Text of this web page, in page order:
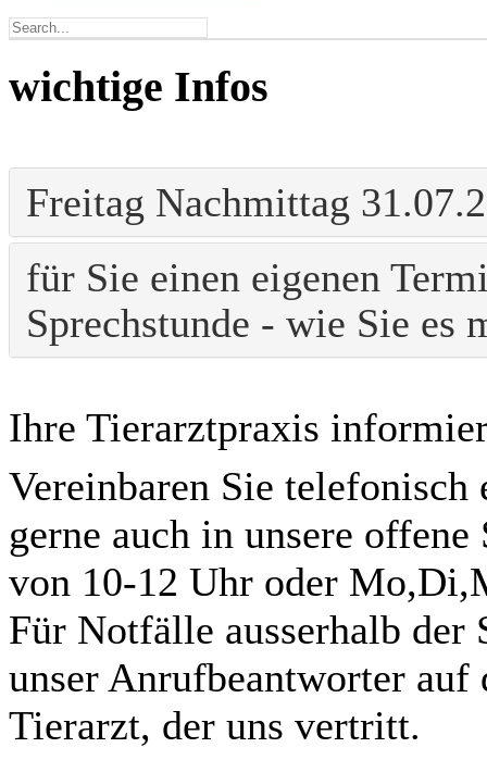
wichtige Infos
Freitag Nachmittag
für Sie einen eigenen
Sprechstunde - wie Sie es
Ihre Tierarztpraxis
Vereinbaren Sie
gerne auch in unsere
von 10-12 Uhr oder
Für Notfälle ausserhalb der
unser Anrufbeantworter
Tierarzt, der uns vertritt.